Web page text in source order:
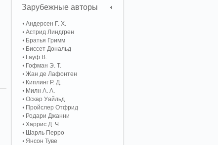
Зарубежные авторы
Андерсен Г. Х.
Астрид Линдгрен
Братья Гримм
Биссет Дональд
Гауф В.
Гофман Э. Т.
Жан де Лафонтен
Киплинг Р. Д.
Милн А. А.
Оскар Уайльд
Пройслер Отфрид
Родари Джанни
Харрис Д. Ч.
Шарль Перро
Янсон Туве